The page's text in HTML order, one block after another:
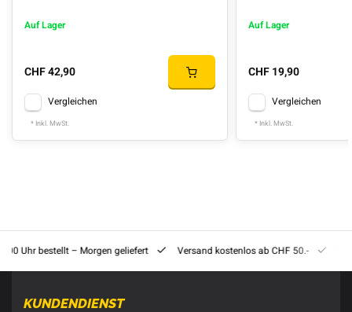
Auf Lager
CHF 42,90
Vergleichen
* Inkl. MwSt.
Auf Lager
CHF 19,90
Vergleichen
* Inkl. MwSt.
Uhr bestellt – Morgen geliefert Versand kostenlos ab CHF 50.-
KUNDENDIENST